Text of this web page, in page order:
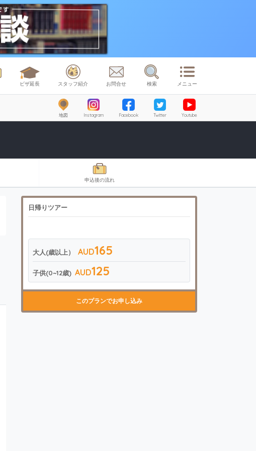
ビザ延長 スタッフ紹介 お問合せ 検索 メニュー
地図 Instagram Facebook Twitter Youtube
申込後の流れ
日帰りツアー
大人(歳以上） AUD165
子供(0~12歳) AUD125
このプランでお申し込み